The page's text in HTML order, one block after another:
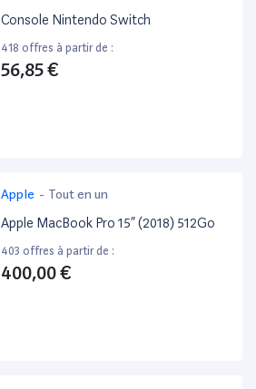
Console Nintendo Switch
418 offres à partir de :
56,85 €
Apple - Tout en un
Apple MacBook Pro 15” (2018) 512Go
403 offres à partir de :
400,00 €